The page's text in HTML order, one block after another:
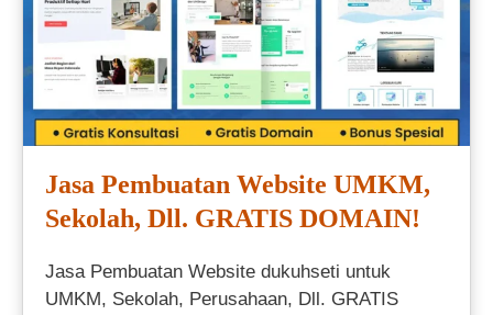
Jasa Pembuatan Website UMKM,
Sekolah, Dll. GRATIS DOMAIN!
Jasa Pembuatan Website dukuhseti untuk
UMKM, Sekolah, Perusahaan, Dll. GRATIS